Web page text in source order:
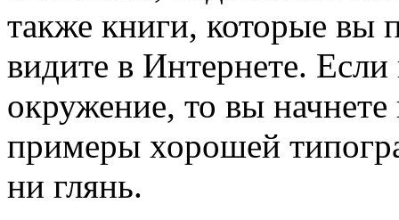
также книги, которые вы
видите в Интернете.
окружение, то вы
примеры хорошей
ни глянь.